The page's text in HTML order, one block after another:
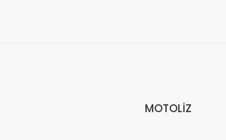
MOTOLİZ